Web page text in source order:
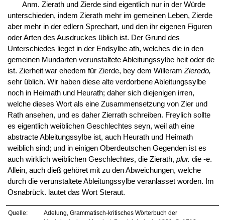
Anm. Zierath und Zierde sind eigentlich nur in der Würde
unterschieden, indem Zierath mehr im gemeinen Leben, Zierde
aber mehr in der edlern Sprechart, und den ihr eigenen Figuren
oder Arten des Ausdruckes üblich ist. Der Grund des
Unterschiedes lieget in der Endsylbe ath, welches die in den
gemeinen Mundarten verunstaltete Ableitungssylbe heit oder de
ist. Zierheit war ehedem für Zierde, bey dem WilleramZieredo,
sehr üblich. Wir haben diese alte verdorbene Ableitungssylbe
noch in Heimath und Heurath; daher sich diejenigen irren,
welche dieses Wort als eine Zusammensetzung von Zier und
Rath ansehen, und es daher Zierrath schreiben. Freylich sollte
es eigentlich weiblichen Geschlechtes seyn, weil ath eine
abstracte Ableitungssylbe ist, auch Heurath und Heimath
weiblich sind; und in einigen Oberdeutschen Gegenden ist es
auch wirklich weiblichen Geschlechtes, die Zierath, plur. die -e.
Allein, auch dieß gehöret mit zu den Abweichungen, welche
durch die verunstaltete Ableitungssylbe veranlasset worden. Im
Osnabrück. lautet das Wort Steraut.
Quelle:
Adelung, Grammatisch-kritisches Wörterbuch der